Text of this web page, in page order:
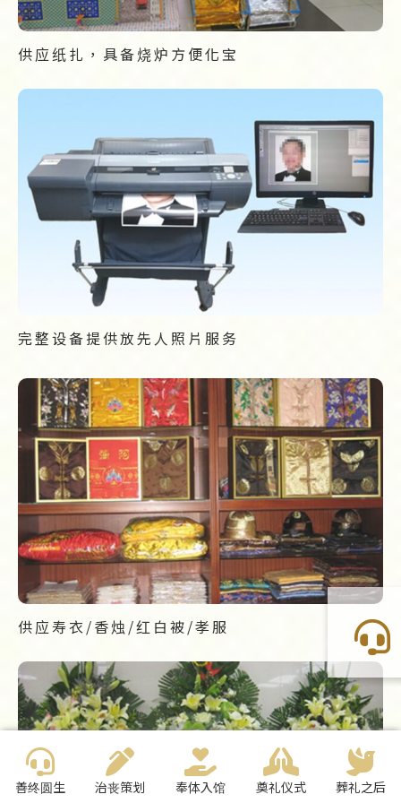
善终圆生 治丧策划 奉体入馆 奠礼仪式 葬礼之后
供应纸扎，具备烧炉方便化宝
完整设备提供放先人照片服务
供应寿衣/香烛/红白被/孝服